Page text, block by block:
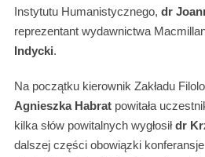
Instytutu Humanistycznego, dr
reprezentant wydawnictwa
Indycki.
Na początku kierownik Zakładu
Agnieszka Habratpowitała
kilka słów powitalnych wygłosiłdr
dalszej części obowiązki